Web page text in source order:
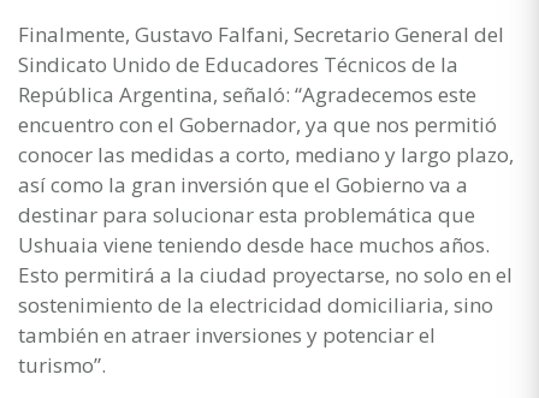
Finalmente, Gustavo Falfani, Secretario General del
Sindicato Unido de Educadores Técnicos de la
República Argentina, señaló: “Agradecemos este
encuentro con el Gobernador, ya que nos permitió
conocer las medidas a corto, mediano y largo plazo,
así como la gran inversión que el Gobierno va a
destinar para solucionar esta problemática que
Ushuaia viene teniendo desde hace muchos años.
Esto permitirá a la ciudad proyectarse, no solo en el
sostenimiento de la electricidad domiciliaria, sino
también en atraer inversiones y potenciar el
turismo”.